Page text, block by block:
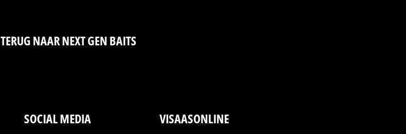
TERUG NAAR NEXT GEN BAITS
SOCIAL MEDIA VISAASONLINE